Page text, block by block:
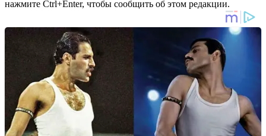
нажмите Ctrl+Enter, чтобы сообщить об этом редакции.